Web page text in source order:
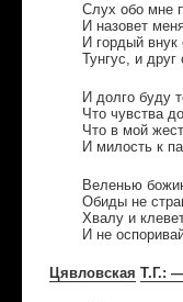
Слух обо мне
И назовет
И гордый
Тунгус, и друг
И долго буду
Что чувства
Что в мой
И милость к
Веленью
Обиды не
Хвалу и
И не
Цявловская Т. Г.: